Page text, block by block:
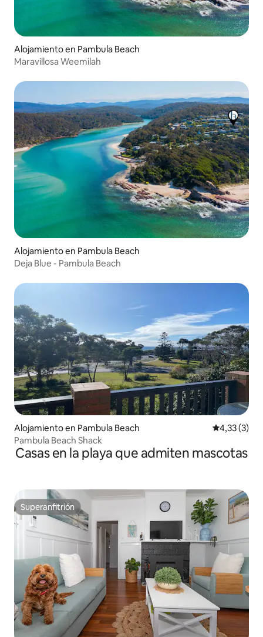
Alojamiento en Pambula Beach
Maravillosa Weemilah
Alojamiento en Pambula Beach
Deja Blue - Pambula Beach
Alojamiento en Pambula Beach Calificación
4,33 (3)
Pambula Beach Shack
Casas en la playa que admiten mascotas
Superanfitrión
Superanfitrión